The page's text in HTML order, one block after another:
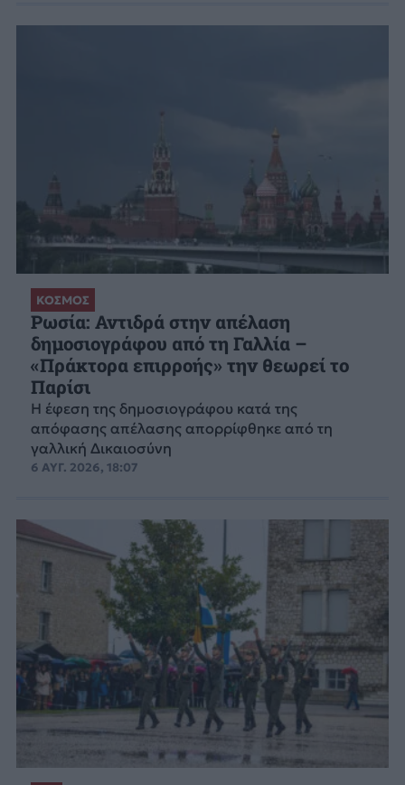
ΚΟΣΜΟΣ
Ρωσία: Αντιδρά στην απέλαση
δημοσιογράφου από τη Γαλλία –
«Πράκτορα επιρροής» την θεωρεί το
Παρίσι
Η έφεση της δημοσιογράφου κατά της
απόφασης απέλασης απορρίφθηκε από τη
γαλλική Δικαιοσύνη
6 ΑΥΓ. 2026, 18:07